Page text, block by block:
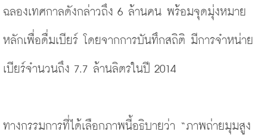
ฉลองเทศกาลดังกล่าวถึง 6 ล้านคน พร้อมจุดมุ่งหมาย
หลักเพื่อดื่มเบียร์ โดยจากการบันทึกสถิติ มีการจำหน่าย
เบียร์จำนวนถึง 7.7 ล้านลิตรในปี 2014
ทางกรรมการที่ได้เลือกภาพนี้อธิบายว่า “ภาพถ่ายมุมสูง